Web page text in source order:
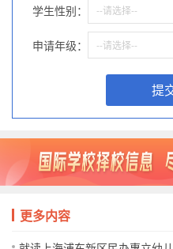
学生性别： --请选择--
申请年级： --请选择--
提
更多内容